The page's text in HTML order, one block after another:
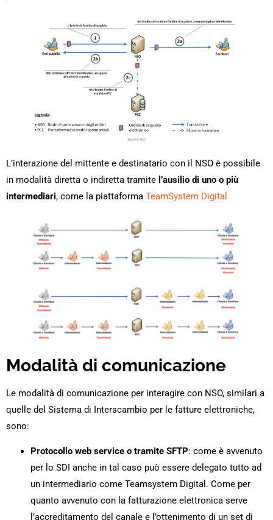
L’interazione del mittente e destinatario con il NSO è possibile
in modalità diretta o indiretta tramite l’ausilio di uno o più
intermediari, come la piattaforma TeamSystem Digital
Modalità di comunicazione
Le modalità di comunicazione per interagire con NSO, similari a
quelle del Sistema di Interscambio per le fatture elettroniche,
sono:
Protocollo web service o tramite SFTP: come è avvenuto
per lo SDI anche in tal caso può essere delegato tutto ad
un intermediario come Teamsystem Digital. Come per
quanto avvenuto con la fatturazione elettronica serve
l’accreditamento del canale e l’ottenimento di un set di